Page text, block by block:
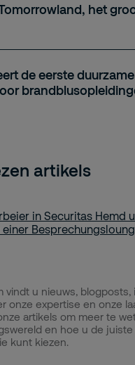
het
de eerste duurzame
artikels
vindt u nieuws, blogposts,
onze expertise en onze
artikels om meer te
en hoe u de
kunt kiezen.